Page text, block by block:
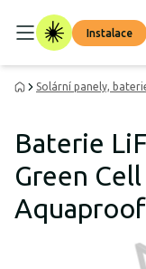
Instalace
Solární panely,
Baterie
Green